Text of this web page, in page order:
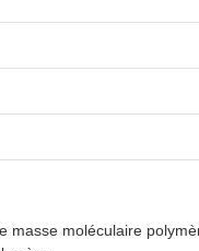
masse moléculaire